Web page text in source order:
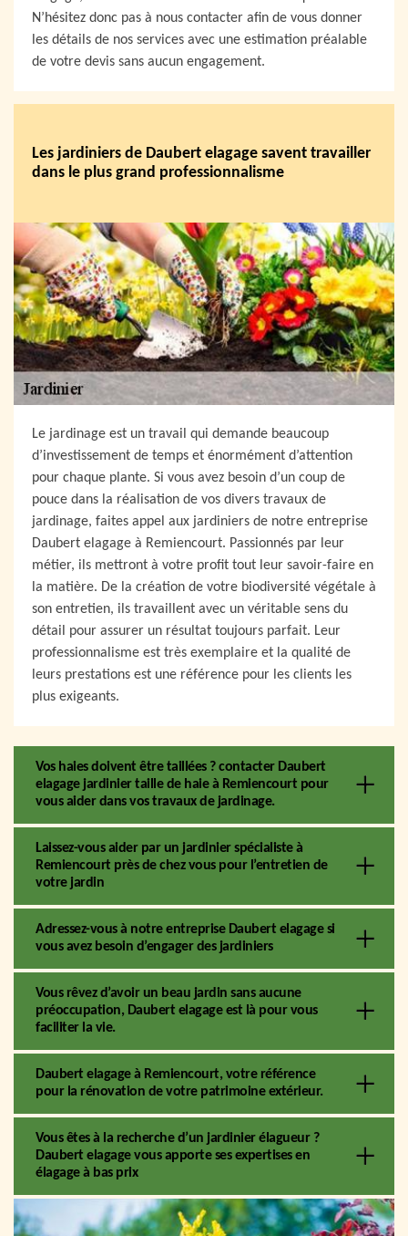
N’hésitez donc pas à nous contacter afin de vous donner
les détails de nos services avec une estimation préalable
de votre devis sans aucun engagement.
Les jardiniers de Daubert elagage savent travailler
dans le plus grand professionnalisme
Le jardinage est un travail qui demande beaucoup
d’investissement de temps et énormément d’attention
pour chaque plante. Si vous avez besoin d’un coup de
pouce dans la réalisation de vos divers travaux de
jardinage, faites appel aux jardiniers de notre entreprise
Daubert elagage à Remiencourt. Passionnés par leur
métier, ils mettront à votre profit tout leur savoir-faire en
la matière. De la création de votre biodiversité végétale à
son entretien, ils travaillent avec un véritable sens du
détail pour assurer un résultat toujours parfait. Leur
professionnalisme est très exemplaire et la qualité de
leurs prestations est une référence pour les clients les
plus exigeants.
Vos haies doivent être taillées ? contacter Daubert
elagage jardinier taille de haie à Remiencourt pour
vous aider dans vos travaux de jardinage.
Laissez-vous aider par un jardinier spécialiste à
Remiencourt près de chez vous pour l’entretien de
votre jardin
Adressez-vous à notre entreprise Daubert elagage si
vous avez besoin d’engager des jardiniers
Vous rêvez d’avoir un beau jardin sans aucune
préoccupation, Daubert elagage est là pour vous
faciliter la vie.
Daubert elagage à Remiencourt, votre référence
pour la rénovation de votre patrimoine extérieur.
Vous êtes à la recherche d’un jardinier élagueur ?
Daubert elagage vous apporte ses expertises en
élagage à bas prix